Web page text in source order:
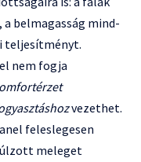
belmagasság mind-
teljesítményt.
nem fogja
vezethet.
feleslegesen
meleget